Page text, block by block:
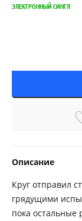
ЭЛЕКТРОННЫЙ СИНГЛ
Описание
Круг отправил
грядущими
пока остальные